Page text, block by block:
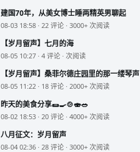
建国70年，从美女博士睡两精英男聊起
08-03 18:58 · 22 评论 · 3000+ 次阅读
【岁月留声】七月的海
08-05 10:27 · 4 评论 · 次阅读
【岁月留声】桑菲尔德庄园里的那一缕琴声
08-05 11:22 · 18 评论 · 2000+ 次阅读
昨天的美食分享🌯🍳🍲🍣🥗
08-02 18:53 · 20 评论 · 4000+ 次阅读
八月征文：岁月留声
08-04 02:36 · 28 评论 · 3000+ 次阅读